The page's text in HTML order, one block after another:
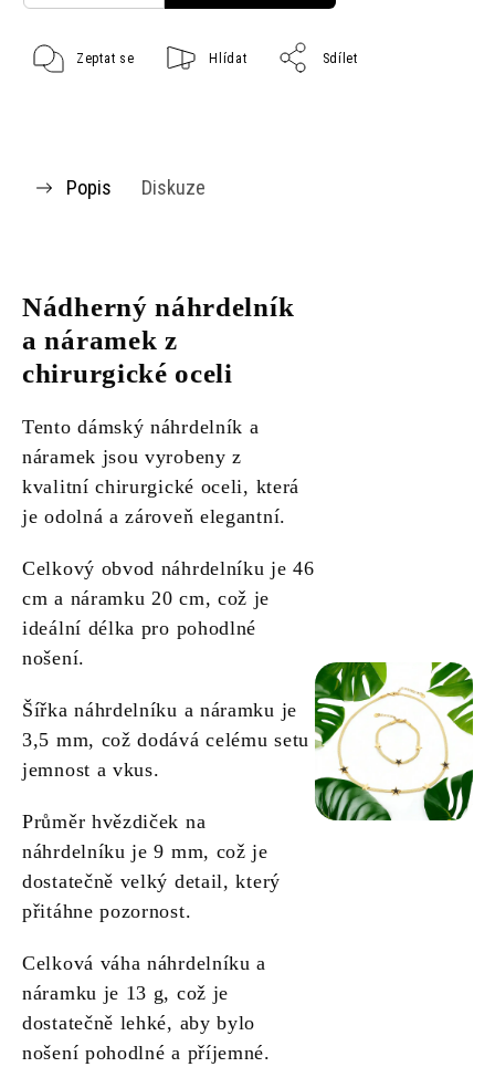
Zeptat se Hlídat Sdílet
Popis Diskuze
Nádherný náhrdelník
a náramek z
chirurgické oceli
Tento dámský náhrdelník a
náramek jsou vyrobeny z
kvalitní chirurgické oceli, která
je odolná a zároveň elegantní.
Celkový obvod náhrdelníku je 46
cm a náramku 20 cm, což je
ideální délka pro pohodlné
nošení.
Šířka náhrdelníku a náramku je
3,5 mm, což dodává celému setu
jemnost a vkus.
Průměr hvězdiček na
náhrdelníku je 9 mm, což je
dostatečně velký detail, který
přitáhne pozornost.
Celková váha náhrdelníku a
náramku je 13 g, což je
dostatečně lehké, aby bylo
nošení pohodlné a příjemné.